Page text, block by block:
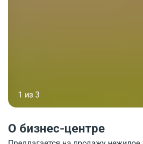
1 из 3
О бизнес-центре